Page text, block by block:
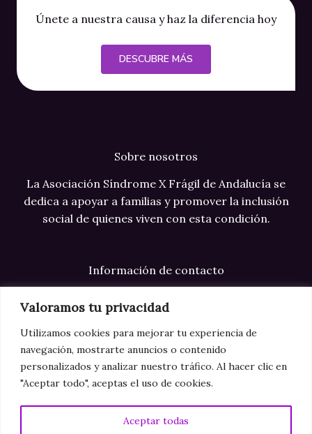
Valoramos tu privacidad
Utilizamos cookies para mejorar tu experiencia de
navegación, mostrarte anuncios o contenido
personalizados y analizar nuestro tráfico. Al hacer clic en
"Aceptar todo", aceptas el uso de cookies.
Aceptar todas
Únete a nuestra causa y haz la diferencia hoy
DESCUBRE MÁS
Sobre nosotros
La Asociación Síndrome X Frágil de Andalucía se
dedica a apoyar a familias y promover la inclusión
social de quienes viven con esta condición.
Información de contacto
Correo electrónico: info@xfragilandalucia.com
Teléfono: +34 123 123 123
Dirección: Sevilla
Aviso legal
Política de privacidad